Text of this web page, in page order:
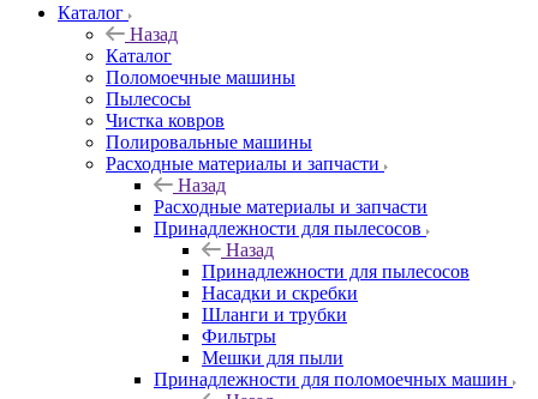
Каталог
Назад
Каталог
Поломоечные машины
Пылесосы
Чистка ковров
Полировальные машины
Расходные материалы и запчасти
Назад
Расходные материалы и запчасти
Принадлежности для пылесосов
Назад
Принадлежности для пылесосов
Насадки и скребки
Шланги и трубки
Фильтры
Мешки для пыли
Принадлежности для поломоечных машин